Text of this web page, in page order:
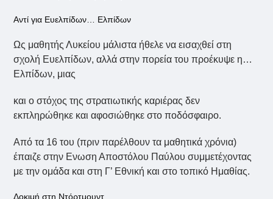
Αντί για Ευελπίδων… Ελπίδων
Ως μαθητής Λυκείου μάλιστα ήθελε να εισαχθεί στη
σχολή Ευελπίδων, αλλά στην πορεία του προέκυψε η…
Ελπίδων, μιας
και ο στόχος της στρατιωτικής καριέρας δεν
εκπληρώθηκε και αφοσιώθηκε στο ποδόσφαιρο.
Από τα 16 του (πριν παρέλθουν τα μαθητικά χρόνια)
έπαιζε στην Ενωση Αποστόλου Παύλου συμμετέχοντας
με την ομάδα και στη Γ’ Εθνική και στο τοπικό Ημαθίας.
Δοκιμή στη Ντόρτμουντ